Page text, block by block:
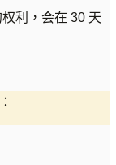
利，会在 30 天